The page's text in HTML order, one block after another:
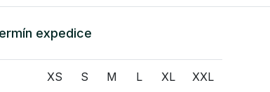
expedice
XS S M L XL XXL